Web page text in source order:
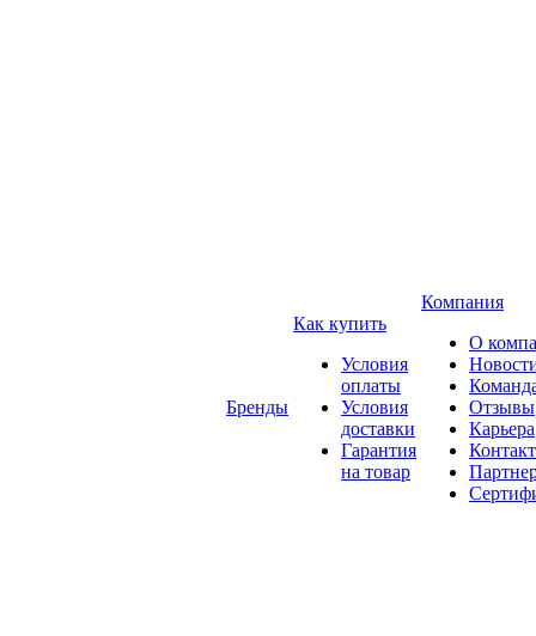
Бренды
Как купить
Условия
оплаты
Условия
доставки
Гарантия
на товар
Компания
О
Отзывы
Карьера